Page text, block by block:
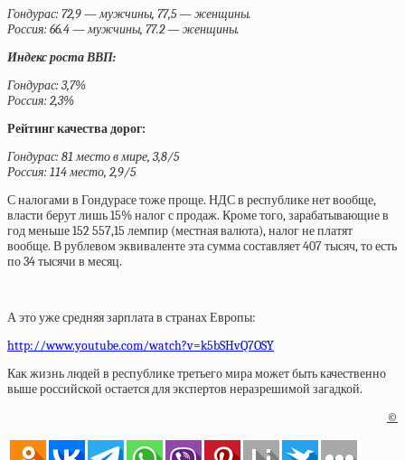
Гондурас: 72,9 — мужчины, 77,5 — женщины.
Россия: 66.4 — мужчины, 77.2 — женщины.
Индекс роста ВВП:
Гондурас: 3,7%
Россия: 2,3%
Рейтинг качества дорог:
Гондурас: 81 место в мире, 3,8/5
Россия: 114 место, 2,9/5
С налогами в Гондурасе тоже проще. НДС в республике нет вообще,
власти берут лишь 15% налог с продаж. Кроме того, зарабатывающие в
год меньше 152 557,15 лемпир (местная валюта), налог не платят
вообще. В рублевом эквиваленте эта сумма составляет 407 тысяч, то есть
по 34 тысячи в месяц.
А это уже средняя зарплата в странах Европы:
http://www.youtube.com/watch?v=k5bSHvQ7OSY
Как жизнь людей в республике третьего мира может быть качественно
выше российской остается для экспертов неразрешимой загадкой.
©